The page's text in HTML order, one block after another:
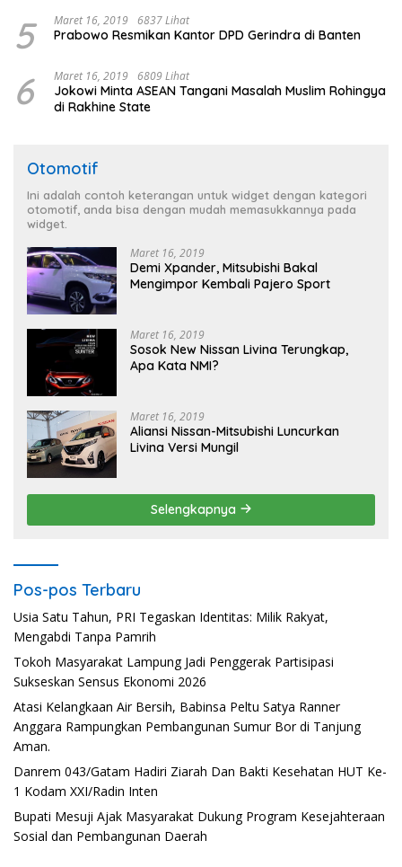
5 Maret 16, 2019 6837 Lihat
Prabowo Resmikan Kantor DPD Gerindra di Banten
6 Maret 16, 2019 6809 Lihat
Jokowi Minta ASEAN Tangani Masalah Muslim Rohingya
di Rakhine State
Otomotif
Ini adalah contoh keterangan untuk widget dengan kategori
otomotif, anda bisa dengan mudah memasukkannya pada
widget.
Maret 16, 2019
Demi Xpander, Mitsubishi Bakal
Mengimpor Kembali Pajero Sport
Maret 16, 2019
Sosok New Nissan Livina Terungkap,
Apa Kata NMI?
Maret 16, 2019
Aliansi Nissan-Mitsubishi Luncurkan
Livina Versi Mungil
Selengkapnya
Pos-pos Terbaru
Usia Satu Tahun, PRI Tegaskan Identitas: Milik Rakyat,
Mengabdi Tanpa Pamrih
Tokoh Masyarakat Lampung Jadi Penggerak Partisipasi
Sukseskan Sensus Ekonomi 2026
Atasi Kelangkaan Air Bersih, Babinsa Peltu Satya Ranner
Anggara Rampungkan Pembangunan Sumur Bor di Tanjung
Aman.
Danrem 043/Gatam Hadiri Ziarah Dan Bakti Kesehatan HUT Ke-
1 Kodam XXI/Radin Inten
Bupati Mesuji Ajak Masyarakat Dukung Program Kesejahteraan
Sosial dan Pembangunan Daerah